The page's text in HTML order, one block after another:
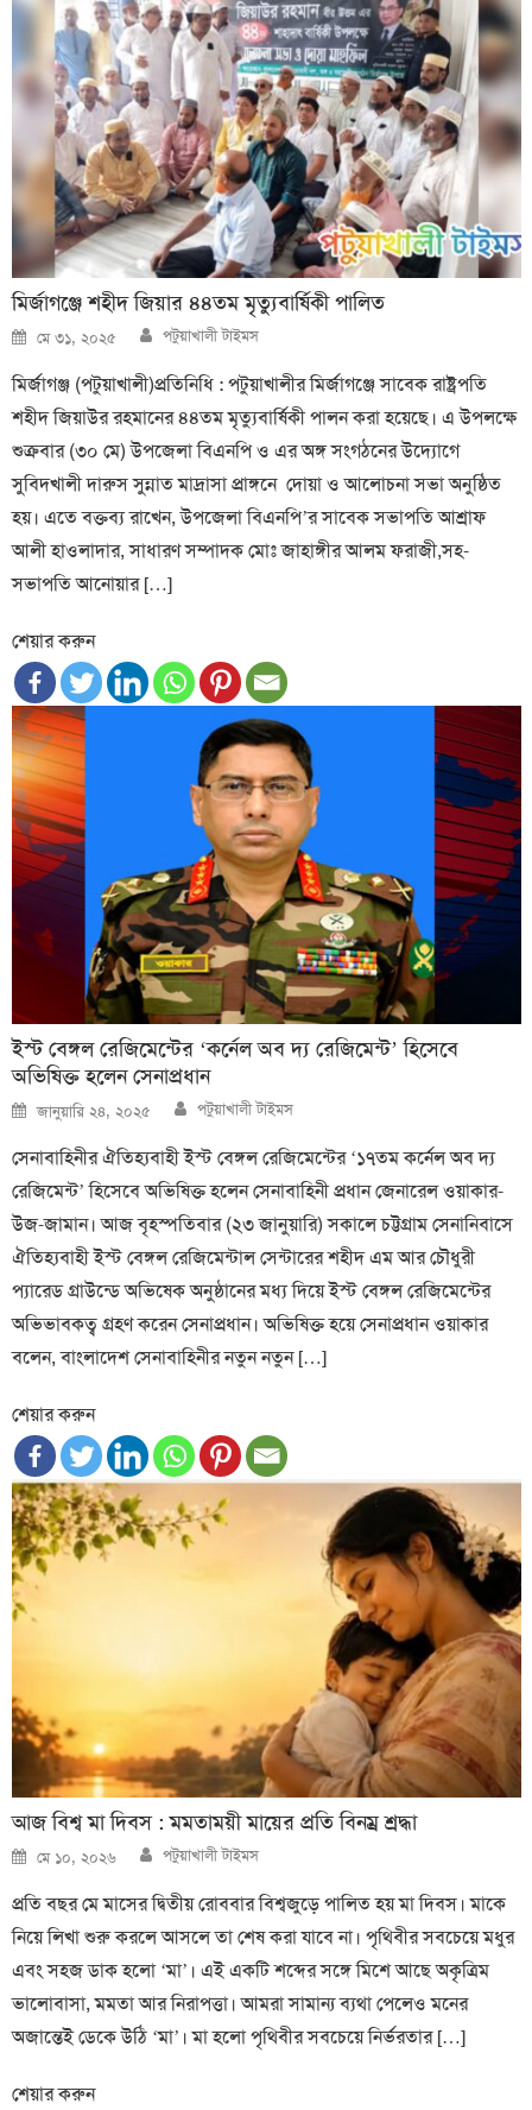
মির্জাগঞ্জে শহীদ জিয়ার ৪৪তম মৃত্যুবার্ষিকী পালিত
Posted
on
মে ৩১, ২০২৫ Author
পটুয়াখালী টাইমস
মির্জাগঞ্জ (পটুয়াখালী)প্রতিনিধি : পটুয়াখালীর মির্জাগঞ্জে সাবেক রাষ্ট্রপতি
শহীদ জিয়াউর রহমানের ৪৪তম মৃত্যুবার্ষিকী পালন করা হয়েছে। এ উপলক্ষে
শুক্রবার (৩০ মে) উপজেলা বিএনপি ও এর অঙ্গ সংগঠনের উদ্যোগে
সুবিদখালী দারুস সুন্নাত মাদ্রাসা প্রাঙ্গনে দোয়া ও আলোচনা সভা অনুষ্ঠিত
হয়। এতে বক্তব্য রাখেন, উপজেলা বিএনপি’র সাবেক সভাপতি আশ্রাফ
আলী হাওলাদার, সাধারণ সম্পাদক মোঃ জাহাঙ্গীর আলম ফরাজী,সহ-
সভাপতি আনোয়ার […]
শেয়ার করুন
ইস্ট বেঙ্গল রেজিমেন্টের ‘কর্নেল অব দ্য রেজিমেন্ট’ হিসেবে
অভিষিক্ত হলেন সেনাপ্রধান
Posted
on
জানুয়ারি ২৪, ২০২৫ Author
পটুয়াখালী টাইমস
সেনাবাহিনীর ঐতিহ্যবাহী ইস্ট বেঙ্গল রেজিমেন্টের ‘১৭তম কর্নেল অব দ্য
রেজিমেন্ট’ হিসেবে অভিষিক্ত হলেন সেনাবাহিনী প্রধান জেনারেল ওয়াকার-
উজ-জামান। আজ বৃহস্পতিবার (২৩ জানুয়ারি) সকালে চট্টগ্রাম সেনানিবাসে
ঐতিহ্যবাহী ইস্ট বেঙ্গল রেজিমেন্টাল সেন্টারের শহীদ এম আর চৌধুরী
প্যারেড গ্রাউন্ডে অভিষেক অনুষ্ঠানের মধ্য দিয়ে ইস্ট বেঙ্গল রেজিমেন্টের
অভিভাবকত্ব গ্রহণ করেন সেনাপ্রধান। অভিষিক্ত হয়ে সেনাপ্রধান ওয়াকার
বলেন, বাংলাদেশ সেনাবাহিনীর নতুন নতুন […]
শেয়ার করুন
আজ বিশ্ব মা দিবস : মমতাময়ী মায়ের প্রতি বিনম্র শ্রদ্ধা
Posted
on
মে ১০, ২০২৬ Author
পটুয়াখালী টাইমস
প্রতি বছর মে মাসের দ্বিতীয় রোববার বিশ্বজুড়ে পালিত হয় মা দিবস। মাকে
নিয়ে লিখা শুরু করলে আসলে তা শেষ করা যাবে না। পৃথিবীর সবচেয়ে মধুর
এবং সহজ ডাক হলো ‘মা’। এই একটি শব্দের সঙ্গে মিশে আছে অকৃত্রিম
ভালোবাসা, মমতা আর নিরাপত্তা। আমরা সামান্য ব্যথা পেলেও মনের
অজান্তেই ডেকে উঠি ‘মা’। মা হলো পৃথিবীর সবচেয়ে নির্ভরতার […]
শেয়ার করুন